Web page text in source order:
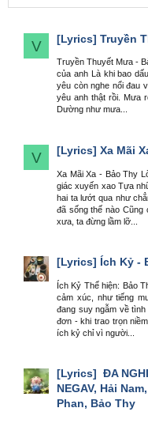
V [Lyrics] Truyền
Truyền Thuyết Mưa -
của anh Là khi bao
yêu còn nghe nổi đau
yêu anh thật rồi. Mưa
Dường như mưa...
V [Lyrics] Xa Mãi
Xa Mãi Xa - Bảo Thy
giác xuyến xao Tựa
hai ta lướt qua như
đã sống thế nào Cũng
xưa, ta đừng lầm lỡ...
[Lyrics] Ích Kỷ -
Ích Kỷ Thể hiện: Bảo
cảm xúc, như tiếng
đang suy ngẫm về
đơn - khi trao trọn
ích kỷ chỉ vì người...
[Lyrics] ĐA
NEGAV, Hải
Phan, Bảo Thy